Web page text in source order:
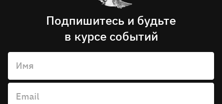
Подпишитесь и будьте
в курсе событий
Имя
Email